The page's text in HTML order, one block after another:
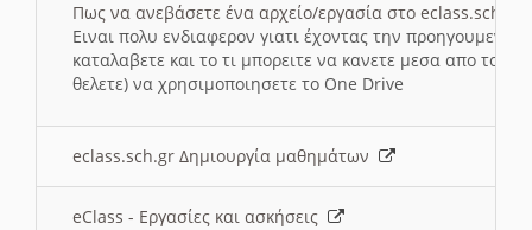
Πως να ανεβάσετε ένα αρχείο/εργασία στο eclass.sch.gr
Ειναι πολυ ενδιαφερον γιατι έχοντας την
καταλαβετε και το τι μπορειτε να κανετε μεσα απο το
θελετε) να χρησιμοποιησετε το One Drive
eclass.sch.gr Δημιουργία μαθημάτων
eClass - Εργασίες και ασκήσεις